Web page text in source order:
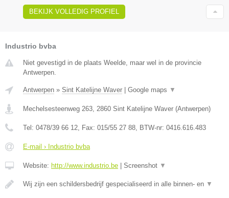
BEKIJK VOLLEDIG PROFIEL
Industrio bvba
Niet gevestigd in de plaats Weelde, maar wel in de provincie
Antwerpen.
Antwerpen » Sint Katelijne Waver | Google maps ▼
Mechelsesteenweg 263 2860 Sint Katelijne Waver (Antwerpen)
Tel: 0478/39 66 12 , Fax: 015/55 27 88 , BTW-nr: 0416.616.483
E-mail › Industrio bvba
Website: http://www.industrio.be | Screenshot ▼
Wij zijn een schildersbedrijf gespecialiseerd in alle binnen- en ▼